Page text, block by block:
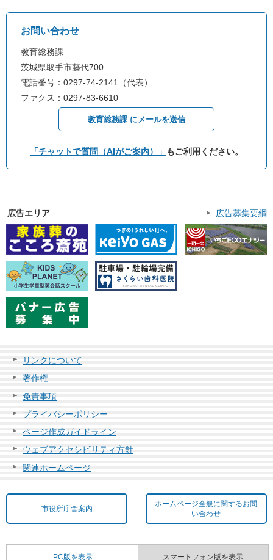
お問い合わせ
教育総務課
茨城県取手市藤代700
電話番号：0297-74-2141（代表）
ファクス：0297-83-6610
教育総務課 にメールを送信
「チャットで質問（AIがご案内）」 もご利用ください。
広告エリア 広告募集要綱
リンクについて
著作権
免責事項
プライバシーポリシー
ページ作成ガイドライン
ウェブアクセシビリティ方針
関連ホームページ
市役所庁舎案内
ホームページ全般に関するお問
い合わせ
PC版を表示 スマートフォン版を表示